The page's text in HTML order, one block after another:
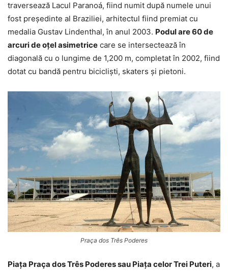
traversează Lacul Paranoá, fiind numit după numele unui
fost președinte al Braziliei, arhitectul fiind premiat cu
medalia Gustav Lindenthal, în anul 2003. Podul are 60 de
arcuri de oțel asimetrice care se intersectează în
diagonală cu o lungime de 1,200 m, completat în 2002, fiind
dotat cu bandă pentru bicicliști, skaters și pietoni.
Praça dos Três Poderes
Piața Praça dos Três Poderes sau Piața celor Trei Puteri, a